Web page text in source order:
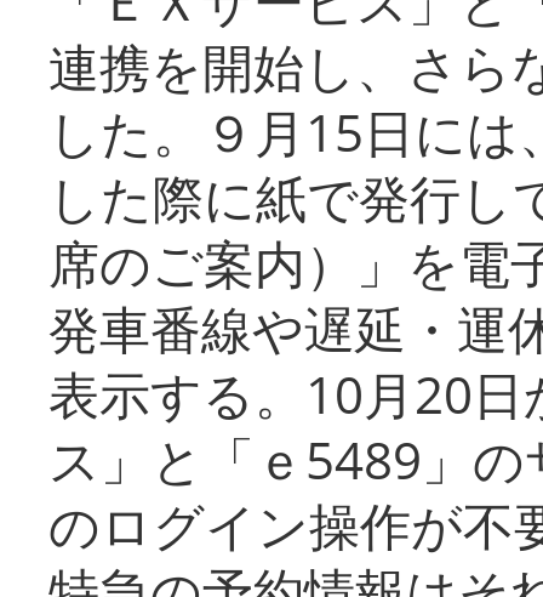
連携を開始し、さら
した。９月15日に
した際に紙で発行し
席のご案内）」を電
発車番線や遅延・運
表示する。10月20
ス」と「ｅ5489」
のログイン操作が不